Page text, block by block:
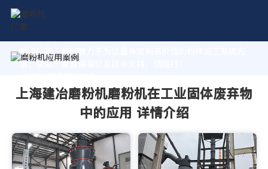
作为专业的 上海建冶磨粉机磨粉机在工业固体废弃物中的应用
制造厂家，我们致力于为您量身定制高价值的粉体加工系统方
案。获取厂家直销报价及技术支持，请拨打：
上海建冶磨粉机磨粉机在工业固体废弃物
中的应用 详情介绍